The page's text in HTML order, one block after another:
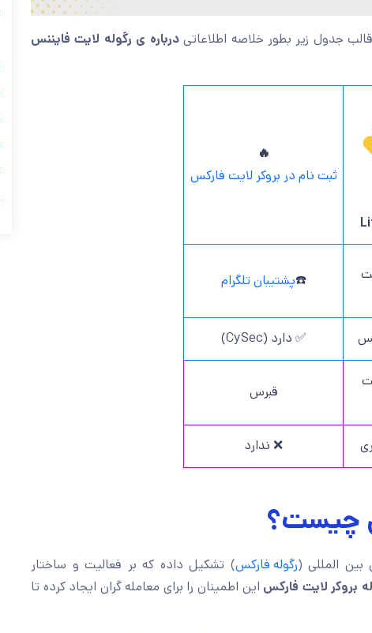
جدول زیر بطور خلاصه اطلاعاتیدرباره ی رگوله لایت فایننس
🔥
ثبت نام در بروکر لایت فارکس
☎️پشتیبان تلگرام
✅ دارد (CySec)
قبرس
❌ ندارد
چیست؟
بین المللی (رگوله فارکس) تشکیل داده که بر فعالیت و ساختار
بروکر لایت فارکس این اطمینان را برای معامله گران ایجاد کرده تا